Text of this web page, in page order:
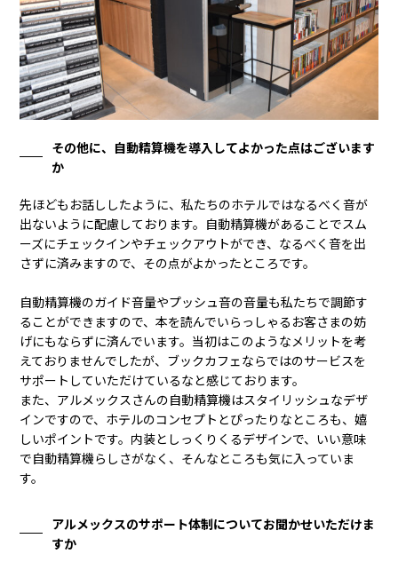
その他に、自動精算機を導入してよかった点はございます
か
先ほどもお話ししたように、私たちのホテルではなるべく音が
出ないように配慮しております。自動精算機があることでスム
ーズにチェックインやチェックアウトができ、なるべく音を出
さずに済みますので、その点がよかったところです。
自動精算機のガイド音量やプッシュ音の音量も私たちで調節す
ることができますので、本を読んでいらっしゃるお客さまの妨
げにもならずに済んでいます。当初はこのようなメリットを考
えておりませんでしたが、ブックカフェならではのサービスを
サポートしていただけているなと感じております。
また、アルメックスさんの自動精算機はスタイリッシュなデザ
インですので、ホテルのコンセプトとぴったりなところも、嬉
しいポイントです。内装としっくりくるデザインで、いい意味
で自動精算機らしさがなく、そんなところも気に入っていま
す。
アルメックスのサポート体制についてお聞かせいただけま
すか